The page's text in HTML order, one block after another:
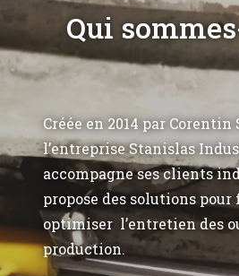
Qui
Créée en 2014 par Corentin
l’entreprise Stanislas
accompagne ses clients
propose des solutions
optimiser l’entretien des
production.